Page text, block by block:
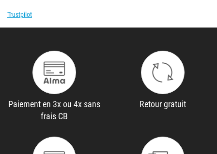
Trustpilot
Paiement en 3x ou 4x sans
frais CB
Retour gratuit